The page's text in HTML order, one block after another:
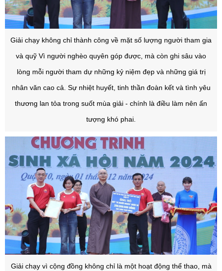
Giải chạy không chỉ thành công về mặt số lượng người tham gia
và quỹ Vì người nghèo quyên góp được, mà còn ghi sâu vào
lòng mỗi người tham dự những kỷ niệm đẹp và những giá trị
nhân văn cao cả. Sự nhiệt huyết, tinh thần đoàn kết và tình yêu
thương lan tỏa trong suốt mùa giải - chính là điều làm nên ấn
tượng khó phai.
Giải chạy vì cộng đồng không chỉ là một hoạt động thể thao, mà